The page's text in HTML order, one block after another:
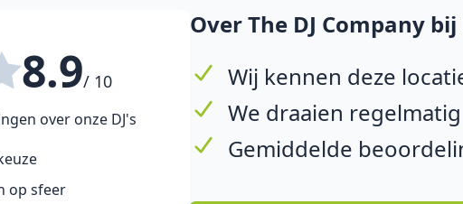
8.9/ 10
over onze DJ's
op sfeer
Over The DJ Company
Wij kennen deze
We draaien
Gemiddelde